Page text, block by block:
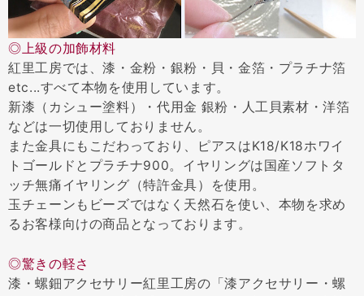
◎上級の加飾材料
紅里工房では、漆・金粉・銀粉・貝・金箔・プラチナ箔
etc...すべて本物を使用しています。
新漆（カシュー塗料）・代用金 銀粉・人工貝素材・洋箔
などは一切使用しておりません。
また金具にもこだわっており、ピアスはK18/K18ホワイ
トゴールドとプラチナ900。イヤリングは国産ソフトタ
ッチ無痛イヤリング（特許金具）を使用。
玉チェーンもビーズではなく天然石を使い、本物を求め
るお客様向けの商品となっております。
◎驚きの軽さ
漆・螺鈿アクセサリー紅里工房の「漆アクセサリー・螺